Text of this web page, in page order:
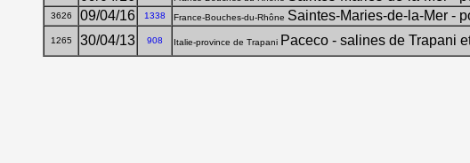
3626
09/04/16 1338 France-Bouches-du-Rhône Saintes-Maries-de-la-Mer -
1265 30/04/13 908 Italie-province de Trapani Paceco - salines de Trapani